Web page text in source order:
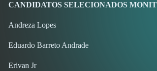
CANDIDATOS SELECIONADOS
Andreza Lopes
Eduardo Barreto Andrade
Erivan Jr